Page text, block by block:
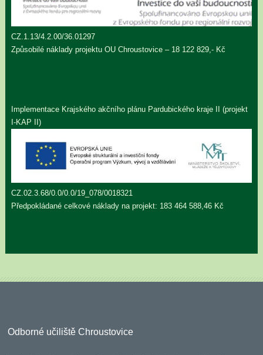
CZ.1.13/4.2.00/36.01297
Způsobilé náklady projektu OU Chroustovice – 18 122 829,- Kč
Implementace Krajského akčního plánu Pardubického kraje II (projekt
I-KAP II)
CZ.02.3.68/0.0/0.0/19_078/0018321
Předpokládané celkové náklady na projekt: 183 464 588,46 Kč
Odborné učiliště Chroustovice